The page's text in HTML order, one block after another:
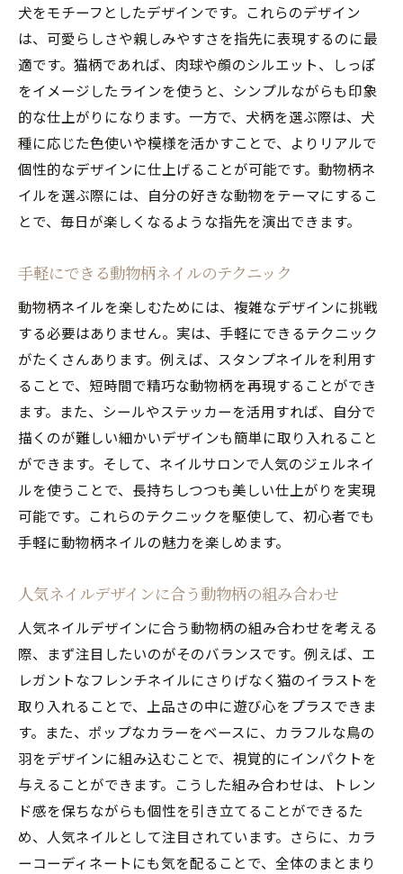
犬をモチーフとしたデザインです。これらのデザイン
は、可愛らしさや親しみやすさを指先に表現するのに最
適です。猫柄であれば、肉球や顔のシルエット、しっぽ
をイメージしたラインを使うと、シンプルながらも印象
的な仕上がりになります。一方で、犬柄を選ぶ際は、犬
種に応じた色使いや模様を活かすことで、よりリアルで
個性的なデザインに仕上げることが可能です。動物柄ネ
イルを選ぶ際には、自分の好きな動物をテーマにするこ
とで、毎日が楽しくなるような指先を演出できます。
手軽にできる動物柄ネイルのテクニック
動物柄ネイルを楽しむためには、複雑なデザインに挑戦
する必要はありません。実は、手軽にできるテクニック
がたくさんあります。例えば、スタンプネイルを利用す
ることで、短時間で精巧な動物柄を再現することができ
ます。また、シールやステッカーを活用すれば、自分で
描くのが難しい細かいデザインも簡単に取り入れること
ができます。そして、ネイルサロンで人気のジェルネイ
ルを使うことで、長持ちしつつも美しい仕上がりを実現
可能です。これらのテクニックを駆使して、初心者でも
手軽に動物柄ネイルの魅力を楽しめます。
人気ネイルデザインに合う動物柄の組み合わせ
人気ネイルデザインに合う動物柄の組み合わせを考える
際、まず注目したいのがそのバランスです。例えば、エ
レガントなフレンチネイルにさりげなく猫のイラストを
取り入れることで、上品さの中に遊び心をプラスできま
す。また、ポップなカラーをベースに、カラフルな鳥の
羽をデザインに組み込むことで、視覚的にインパクトを
与えることができます。こうした組み合わせは、トレン
ド感を保ちながらも個性を引き立てることができるた
め、人気ネイルとして注目されています。さらに、カラ
ーコーディネートにも気を配ることで、全体のまとまり